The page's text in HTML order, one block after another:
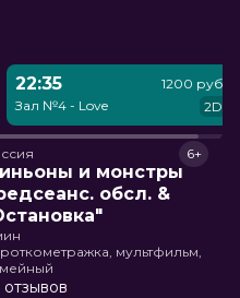
22:35
Зал №4 - Love
1200 руб.
2D
и монстры
обсл. &
6+
мультфильм,
отзывов